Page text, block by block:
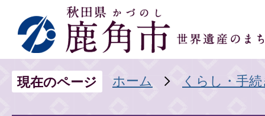
現在のページ ホーム くらし・手